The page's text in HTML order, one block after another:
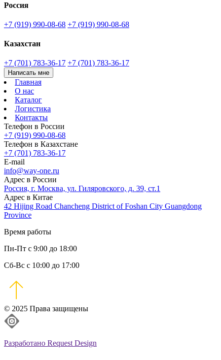
Россия
+7 (919) 990-08-68 +7 (919) 990-08-68
Казахстан
+7 (701) 783-36-17 +7 (701) 783-36-17
Написать мне
Главная
О нас
Каталог
Логистика
Контакты
Телефон в России
+7 (919) 990-08-68
Телефон в Казахстане
+7 (701) 783-36-17
E-mail
info@way-one.ru
Адрес в России
Россия, г. Москва, ул. Гиляровского, д. 39, ст.1
Адрес в Китае
42 Hijing Road Chancheng District of Foshan City Guangdong
Province
Время работы
Пн-Пт с 9:00 до 18:00
Сб-Вс с 10:00 до 17:00
© 2025 Права защищены
Разработано Request Design